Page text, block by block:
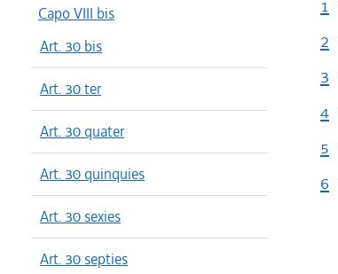
Capo VIII bis
Art. 30 bis
Art. 30 ter
Art. 30 quater
Art. 30 quinquies
Art. 30 sexies
Art. 30 septies
1
2
3
4
5
6